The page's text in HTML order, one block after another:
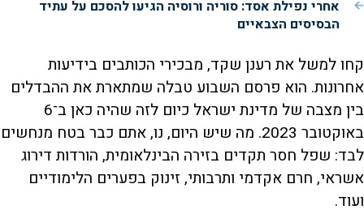
אחרי נפילת אסד: סוריה ורוסיה הגיעו להסכם על עתיד
הבסיסים הצבאיים
קחו למשל את רענן שקד, מבכירי הכותבים בידיעות
אחרונות. הוא פרסם השבוע טבלה שמתארת את ההבדלים
בין מצבה של מדינת ישראל כיום לזה שהיה כאן ב־6
באוקטובר 2023. מה שיש היום, נו, אתם כבר בטח מנחשים
לבד: שפל חסר תקדים בזירה הבינלאומית, הורדות דירוג
אשראי, חרם אקדמי ותרבותי, זינוק בפערים הלימודיים
ועוד.